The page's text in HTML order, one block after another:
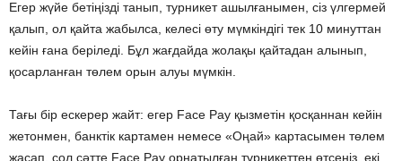
Егер жүйе бетіңізді танып, турникет ашылғанымен, сіз үлгермей
қалып, ол қайта жабылса, келесі өту мүмкіндігі тек 10 минуттан
кейін ғана беріледі. Бұл жағдайда жолақы қайтадан алынып,
қосарланған төлем орын алуы мүмкін.
Тағы бір ескерер жайт: егер Face Pay қызметін қосқаннан кейін
жетонмен, банктік картамен немесе «Оңай» картасымен төлем
жасап, сол сәтте Face Pay орнатылған турникеттен өтсеңіз, екі